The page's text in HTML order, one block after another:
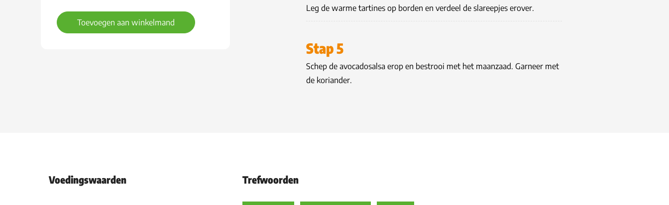
Toevoegen aan winkelmand
Leg de warme tartines op borden en verdeel de slareepjes erover.
Stap 5
Schep de avocadosalsa erop en bestrooi met het maanzaad. Garneer met
de koriander.
Voedingswaarden Trefwoorden